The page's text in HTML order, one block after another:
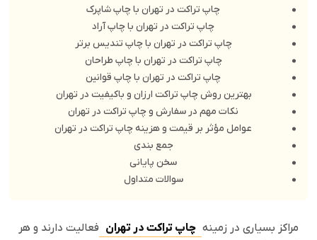
چاپ تراکت در تهران با چاپ شاپرک
چاپ تراکت در تهران با چاپ آراد
چاپ تراکت در تهران با چاپ تندیس برتر
چاپ تراکت در تهران با چاپ طراحان
چاپ تراکت در تهران با چاپ قوانین
بهترین روش چاپ تراکت ارزان و باکیفیت در تهران
نکات مهم در سفارش و چاپ تراکت در تهران
عوامل مؤثر بر قیمت و هزینه چاپ تراکت در تهران
جمع بندی
سخن پایانی
سوالات متداول
مراکز بسیاری در زمینه چاپ تراکت در تهران فعالیت دارند و هر